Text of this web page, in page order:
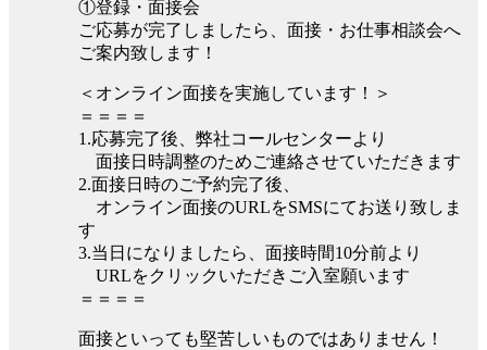
①登録・面接会
ご応募が完了しましたら、面接・お仕事相談会へ
ご案内致します！
＜オンライン面接を実施しています！＞
＝＝＝＝
1.応募完了後、弊社コールセンターより
面接日時調整のためご連絡させていただきます
2.面接日時のご予約完了後、
オンライン面接のURLをSMSにてお送り致しま
す
3.当日になりましたら、面接時間10分前より
URLをクリックいただきご入室願います
＝＝＝＝
面接といっても堅苦しいものではありません！